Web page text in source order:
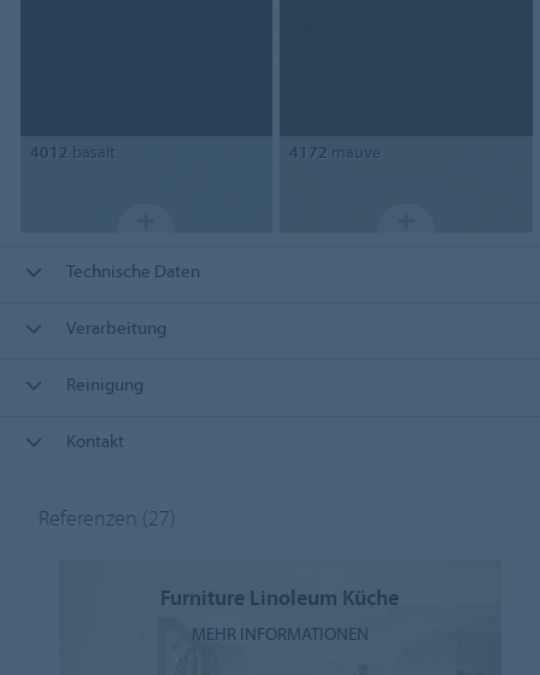
4012 basalt 4172 mauve
Technische Daten
Verarbeitung
Reinigung
Kontakt
Referenzen (27)
Furniture Linoleum Küche
MEHR INFORMATIONEN